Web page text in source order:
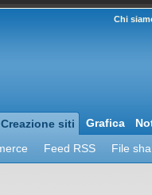
Chi
Creazione siti Grafica
Feed RSS File